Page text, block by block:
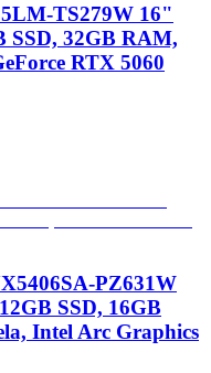
TS279W 16"
SSD, 32GB RAM,
RTX 5060
PZ631W
SSD, 16GB
Intel Arc Graphics